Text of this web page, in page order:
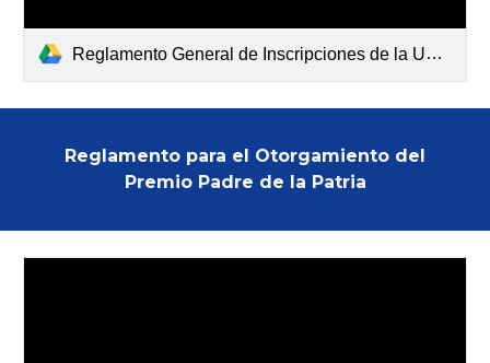
Reglamento General de Inscripciones de la Universidad Michoacana de San Nicolás de Hidalgo_Ap_24_Oct_30_Pub_24_Nov_06_Vig_24_Nov_07.pdf
Reglamento para el Otorgamiento del
Premio Padre de la Patria